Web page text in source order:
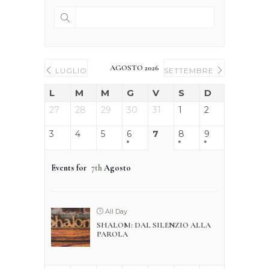
LUGLIO AGOSTO 2026 SETTEMBRE
L M M G V S D
27 28 29 30 31 1 2
3 4 5 6 7 8 9
Events for 7thAgosto
All Day
SHALOM: DAL SILENZIO ALLA
PAROLA